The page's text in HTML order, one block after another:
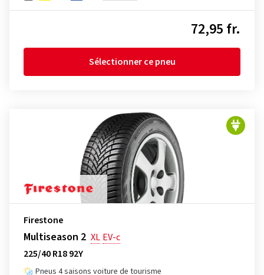
72,95 fr.
Sélectionner ce pneu
Firestone
Multiseason 2 XL EV-c
225/40 R18 92Y
Pneus 4 saisons voiture de tourisme